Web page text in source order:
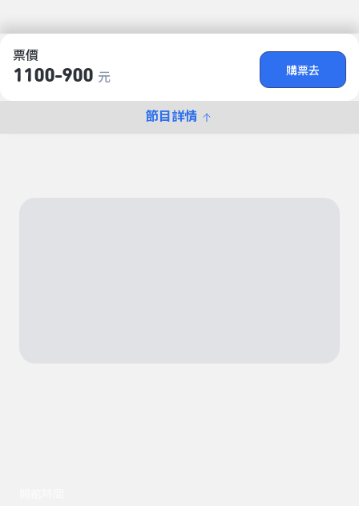
票價
1100-900 元
購票去
節目詳情